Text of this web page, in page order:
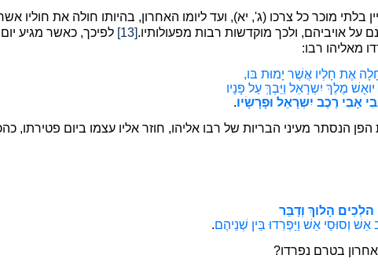
מוכר כל צרכו (ג', יא), ועד ליומו האחרון, בהיותו חולה את חוליו
על אויביהם, ולכך מוקדשות רבות מפעולותיו.[13] לפיכך, כאשר מגיע
מאליהו רבו:
אֶת חָלְיו אֲשֶׁר יָמוּת בּו,
יואָשׁ מֶלֶךְ יִשְרָאֵל וַיֵּבְךְּ עַל פָּנָיו
אָבִי רֶכֶב יִשְרָאֵל וּפָרָשָׂיו.
מעיני הבריות של רבו אליהו, חוזר אליו עצמו ביום פטירתו,
הלְכִים הָלוךְ וְדַבֵּר
אֵשׁ וְסוּסֵי אֵשׁ וַיַּפְרִדוּ בֵּין שְׁנֵיהֶם.
בטרם נפרדו?